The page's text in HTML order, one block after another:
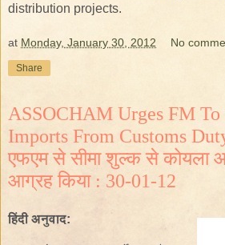
distribution projects.
at Monday, January 30, 2012 No
Share
ASSOCHAM Urges FM
Imports From Customs
एफएम से सीमा शुल्क से कोयला
आग्रह किया : 30-01-12
हिंदी अनुवाद: